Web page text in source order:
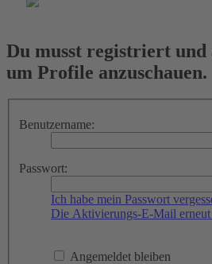
Du musst registriert und
um Profile anzuschauen.
Benutzername:
Passwort:
Ich habe mein Passwort
Die Aktivierungs-E-Mail erneut
Angemeldet bleiben